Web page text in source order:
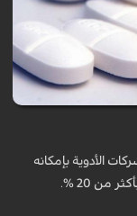
الأدوية بإمكانه
من 20 %.